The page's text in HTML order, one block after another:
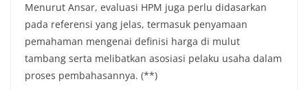
Menurut Ansar, evaluasi HPM juga perlu didasarkan
pada referensi yang jelas, termasuk penyamaan
pemahaman mengenai definisi harga di mulut
tambang serta melibatkan asosiasi pelaku usaha dalam
proses pembahasannya. (**)